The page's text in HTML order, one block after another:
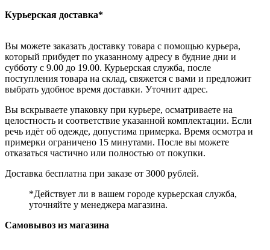
Курьерская доставка*
Вы можете заказать доставку товара с помощью курьера,
который прибудет по указанному адресу в будние дни и
субботу с 9.00 до 19.00. Курьерская служба, после
поступления товара на склад, свяжется с вами и предложит
выбрать удобное время доставки. Уточнит адрес.
Вы вскрываете упаковку при курьере, осматриваете на
целостность и соответствие указанной комплектации. Если
речь идёт об одежде, допустима примерка. Время осмотра и
примерки ограничено 15 минутами. После вы можете
отказаться частично или полностью от покупки.
Доставка бесплатна при заказе от 3000 рублей.
*Действует ли в вашем городе курьерская служба,
уточняйте у менеджера магазина.
Самовывоз из магазина